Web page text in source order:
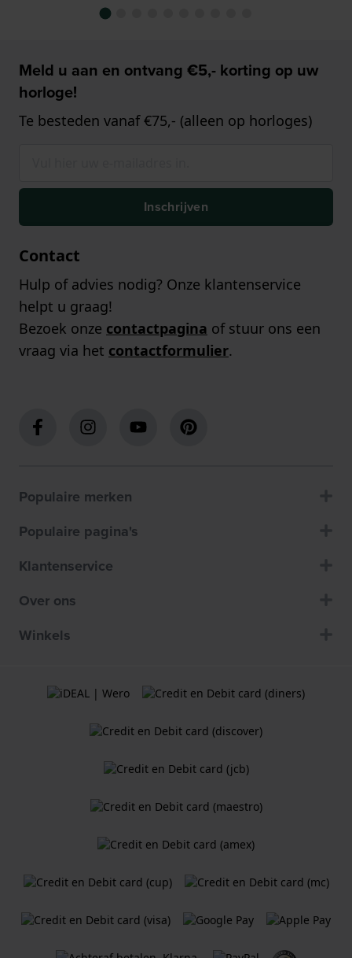
Meld u aan en ontvang €5,- korting op uw
horloge!
Te besteden vanaf €75,- (alleen op horloges)
Inschrijven
Contact
Hulp of advies nodig? Onze klantenservice
helpt u graag!
Bezoek onze contactpagina of stuur ons een
vraag via het contactformulier.
Populaire merken
Populaire pagina's
Klantenservice
Over ons
Winkels